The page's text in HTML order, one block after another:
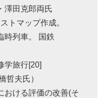
澤田克郎両氏
トマップ作成。
時列車。 国鉄
学旅行[20]
哲夫氏）
おける評価の改善(そ